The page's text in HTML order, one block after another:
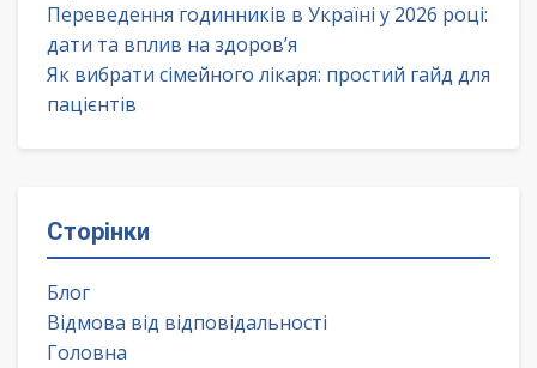
Переведення годинників в Україні у 2026 році:
дати та вплив на здоров’я
Як вибрати сімейного лікаря: простий гайд для
пацієнтів
Сторінки
Блог
Відмова від відповідальності
Головна